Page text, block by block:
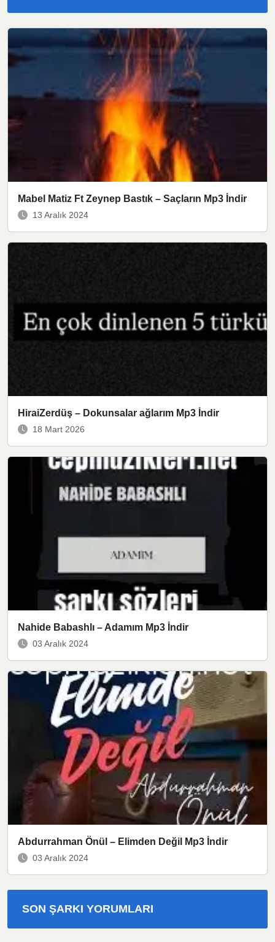
Mabel Matiz Ft Zeynep Bastık – Saçların Mp3 İndir
13 Aralık 2024
HiraiZerdüş – Dokunsalar ağlarım Mp3 İndir
18 Mart 2026
Nahide Babashlı – Adamım Mp3 İndir
03 Aralık 2024
Abdurrahman Önül – Elimden Değil Mp3 İndir
03 Aralık 2024
SON ŞARKI YORUMLARI